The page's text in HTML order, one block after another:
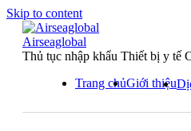
Skip to content
Airseaglobal
Thủ tục nhập khẩu Thiết bị y tế
Trang chủGiới thiệu